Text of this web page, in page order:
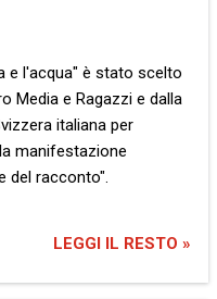
e l'acqua" è stato scelto
Media e Ragazzi e dalla
italiana per
manifestazione
del racconto".
LEGGI IL RESTO »